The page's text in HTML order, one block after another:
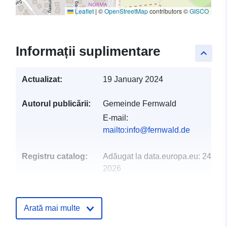
Leaflet | ©OpenStreetMapcontributors ©GISCO
keyboard_arrow_up
Informații suplimentare
Actualizat: 19 January 2024
Autorul publicării:
Gemeinde Fernwald
E-mail:
mailto:info@fernwald.de
Registru catalog: Adăugat la data.europa.eu: 24
2026
Spațial:
Arată mai multe